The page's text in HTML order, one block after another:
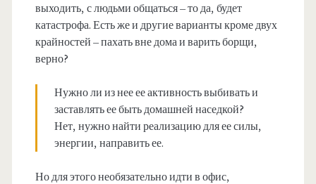
выходить, с людьми общаться – то да, будет
катастрофа. Есть же и другие варианты кроме двух
крайностей – пахать вне дома и варить борщи,
верно?
Нужно ли из нее ее активность выбивать и
заставлять ее быть домашней наседкой?
Нет, нужно найти реализацию для ее силы,
энергии, направить ее.
Но для этого необязательно идти в офис,